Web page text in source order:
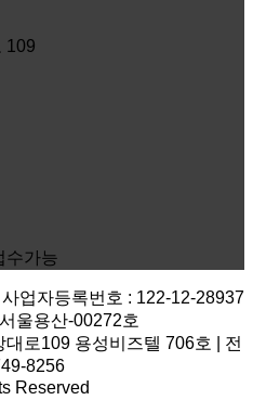
109
수가능
업자등록번호 : 122-12-28937
울용산-00272호
로109 용성비즈텔 706호 | 전
8256
Reserved